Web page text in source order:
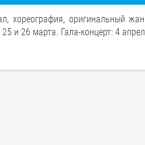
хореография, оригинальный
и 26 марта. Гала-концерт: 4